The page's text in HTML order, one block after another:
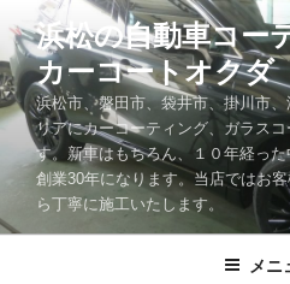
ン
テ
ン
ツ
キ
浜松の自動車コー
カーコートオクダ
浜松市、磐田市、袋井市、掛川市
リアにカーコーティング、ガラス
す。新車はもちろん、１０年経った
創業30年になります。当店ではお
ら丁寧に施工いたします。
メニ